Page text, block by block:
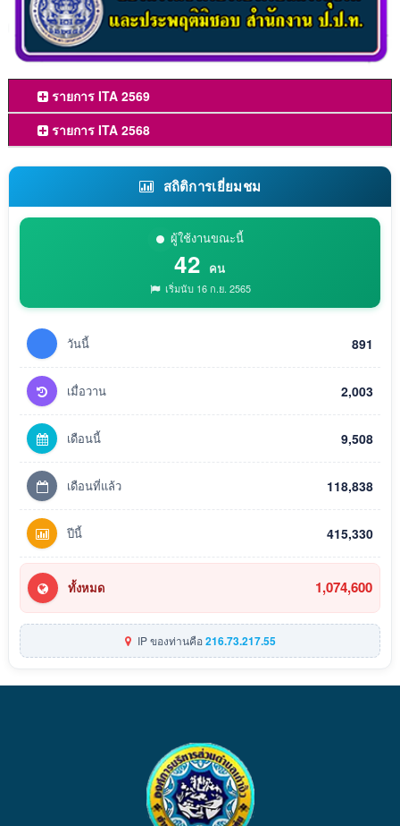
รายการ ITA 2569
รายการ ITA 2568
สถิติการเยี่ยมชม
ผู้ใช้งานขณะนี้
42 คน
เริ่มนับ 16 ก.ย. 2565
วันนี้ 891
เมื่อวาน 2,003
เดือนนี้ 9,508
เดือนที่แล้ว 118,838
ปีนี้ 415,330
ทั้งหมด 1,074,600
IP ของท่านคือ216.73.217.55